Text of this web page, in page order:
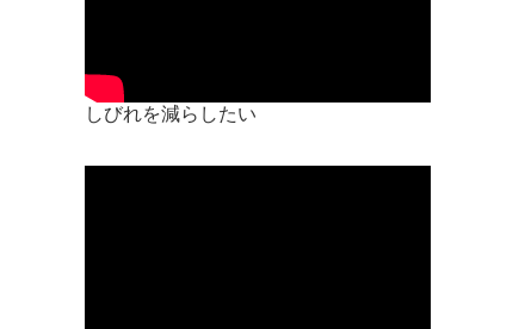
しびれを減らしたい